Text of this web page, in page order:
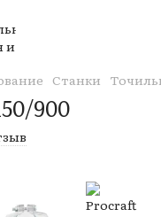
Станки
900